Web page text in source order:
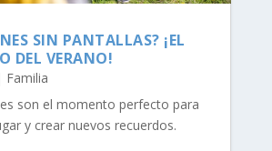
SIN PANTALLAS? ¡EL
DEL VERANO!
Familia
son el momento perfecto para
y crear nuevos recuerdos.